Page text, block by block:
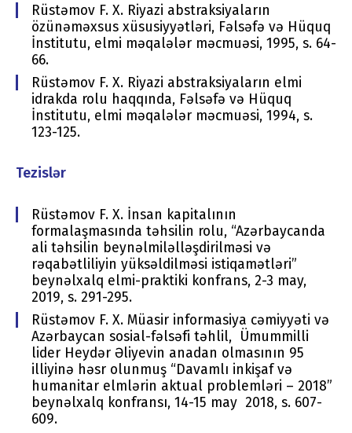
Rüstəmov F. X. Riyazi abstraksiyaların
özünəməxsus xüsusiyyətləri, Fəlsəfə və Hüquq
İnstitutu, elmi məqalələr məcmuəsi, 1995, s. 64-
66.
Rüstəmov F. X. Riyazi abstraksiyaların elmi
idrakda rolu haqqında, Fəlsəfə və Hüquq
İnstitutu, elmi məqalələr məcmuəsi, 1994, s.
123-125.
Tezislər
Rüstəmov F. X. İnsan kapitalının
formalaşmasında təhsilin rolu, “Azərbaycanda
ali təhsilin beynəlmiləlləşdirilməsi və
rəqabətliliyin yüksəldilməsi istiqamətləri”
beynəlxalq elmi-praktiki konfrans, 2-3 may,
2019, s. 291-295.
Rüstəmov F. X. Müasir informasiya cəmiyyəti və
Azərbaycan sosial-fəlsəfi təhlil, Ümummilli
lider Heydər Əliyevin anadan olmasının 95
illiyinə həsr olunmuş “Davamlı inkişaf və
humanitar elmlərin aktual problemləri – 2018”
beynəlxalq konfransı, 14-15 may 2018, s. 607-
609.